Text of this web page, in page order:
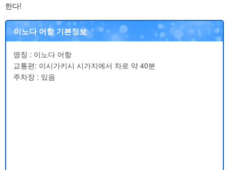
한다!
이노다 어항 기본정보
명칭 : 이노다 어항
교통편: 이시가키시 시가지에서 차로 약 40분
주차장 : 있음